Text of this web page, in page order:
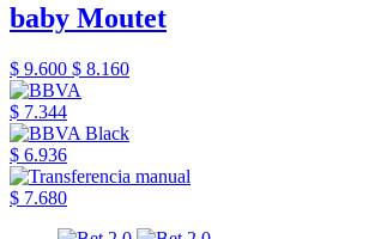
baby Moutet
$ 9.600 $ 8.160
$ 7.344
$ 6.936
$ 7.680